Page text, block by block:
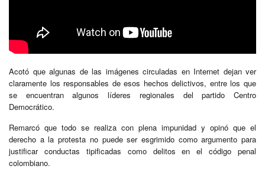
Acotó que algunas de las imágenes circuladas en Internet dejan ver
claramente los responsables de esos hechos delictivos, entre los que
se encuentran algunos líderes regionales del partido Centro
Democrático.
Remarcó que todo se realiza con plena impunidad y opinó que el
derecho a la protesta no puede ser esgrimido como argumento para
justificar conductas tipificadas como delitos en el código penal
colombiano.